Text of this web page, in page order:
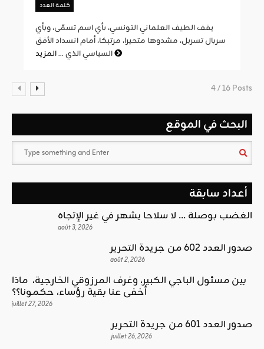
كلمة العدد
يقف الطيف العلماني التونسي، بأي اسم تسمّى، وبأي
سربال تسربل، مشدوها متحيرا، مرتبكا، أمام انسداد الأفق
السياسي الذي ...
4 / 16 Posts
البحث في الموقع
أعداد سابقة
الغضب بوصلة … لا سلاحا يشهر في غير الإتجاه
août 3, 2026
صدور العدد 602 من جريدة التحرير
août 2, 2026
بين مسئول الباجي الكبير، وغرف المرزوقي الخارجية، ماذا
أخفى عنا بقية رؤساء، حكمونا؟؟
juillet 27, 2026
صدور العدد 601 من جريدة التحرير
juillet 26, 2026